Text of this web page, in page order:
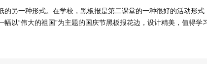
的另一种形式。在学校，黑板报是第二课堂的一种很好的活动形
以“伟大的祖国”为主题的国庆节黑板报花边，设计精美，值得学